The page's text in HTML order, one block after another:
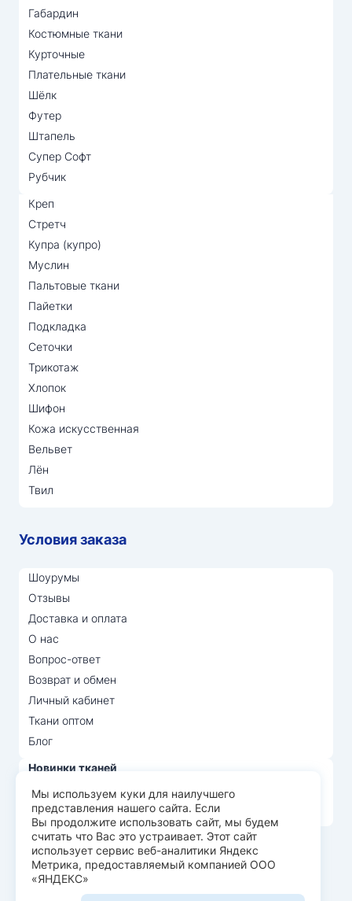
Габардин
Костюмные ткани
Курточные
Плательные ткани
Шёлк
Футер
Штапель
Супер Софт
Рубчик
Креп
Стретч
Купра (купро)
Муслин
Пальтовые ткани
Пайетки
Подкладка
Сеточки
Трикотаж
Хлопок
Шифон
Кожа искусственная
Вельвет
Лён
Твил
Условия заказа
Шоурумы
Отзывы
Доставка и оплата
О нас
Вопрос-ответ
Возврат и обмен
Личный кабинет
Ткани оптом
Блог
Новинки тканей
Распродажа тканей
Лидеры продаж
© Арт Текс — продажа тканей оптом, 2026
Пользовательское соглашение
Мы используем куки для наилучшего
представления нашего сайта. Если
Вы продолжите использовать сайт, мы будем
считать что Вас это устраивает. Этот сайт
использует сервис веб-аналитики Яндекс
Метрика, предоставляемый компанией ООО
«ЯНДЕКС»